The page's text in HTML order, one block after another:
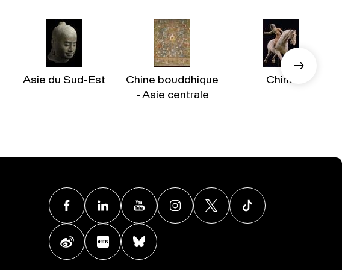
Asie du Sud-Est
Chine bouddhique
- Asie centrale
Chine
FacebookLinkedin Youtube Instagram
Weibo Xiaohongshu